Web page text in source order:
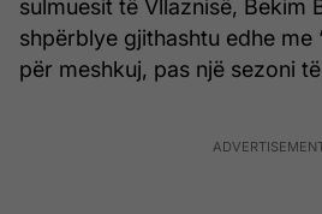
sulmuesit të Vllaznisë, Bekim
shpërblye gjithashtu edhe me
për meshkuj, pas një sezoni